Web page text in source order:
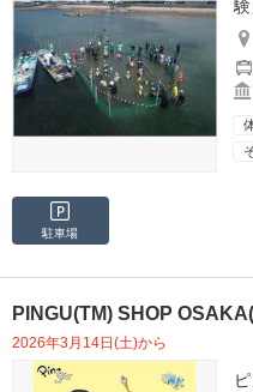
験
駐車場
PINGU(TM) SHOP
2026年3月14日(土)から